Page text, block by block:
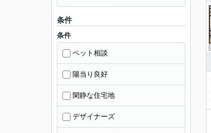
条件
条件
ペット相談
陽当り良好
閑静な住宅地
デザイナーズ